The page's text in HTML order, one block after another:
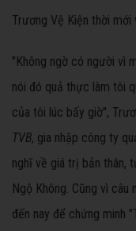
Trương Vệ Kiện thời mới
"Không ngờ có người vì
nói đó quả thực làm tôi
của tôi lúc bấy giờ",
TVB, gia nhập công ty
nghĩ về giá trị bản thân,
Ngộ Không. Cũng vì
đến nay để chứng minh